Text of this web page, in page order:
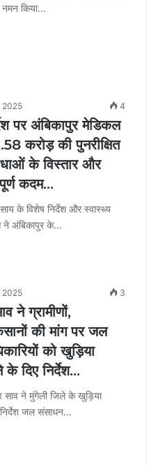
नमन किया…
2025 4
पर अंबिकापुर मेडिकल
करोड़ की पुनरीक्षित
के विस्तार और
कदम…
के विशेष निर्देश और स्वास्थ्य
ने अंबिकापुर के…
2025 3
ने ग्रामीणों,
की मांग पर जल
को खुड़िया
दिए निर्देश…
साव ने मुंगेली जिले के खुड़िया
जल संसाधन…